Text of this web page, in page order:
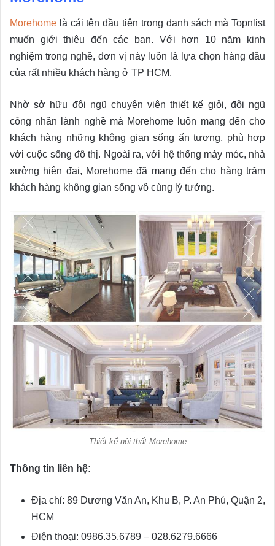
Morehome là cái tên đầu tiên trong danh sách mà Topnlist
muốn giới thiệu đến các bạn. Với hơn 10 năm kinh
nghiệm trong nghề, đơn vị này luôn là lựa chọn hàng đầu
của rất nhiều khách hàng ở TP HCM.
Nhờ sở hữu đội ngũ chuyên viên thiết kế giỏi, đội ngũ
công nhân lành nghề mà Morehome luôn mang đến cho
khách hàng những không gian sống ấn tượng, phù hợp
với cuộc sống đô thị. Ngoài ra, với hệ thống máy móc, nhà
xưởng hiện đại, Morehome đã mang đến cho hàng trăm
khách hàng không gian sống vô cùng lý tưởng.
Thiết kế nội thất Morehome
Thông tin liên hệ:
Địa chỉ: 89 Dương Văn An, Khu B, P. An Phú, Quận 2,
HCM
Điện thoại: 0986.35.6789 – 028.6279.6666